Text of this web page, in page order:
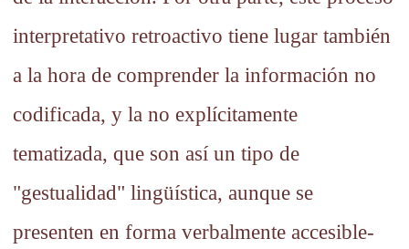
interpretativo retroactivo tiene lugar también
a la hora de comprender la información no
codificada, y la no explícitamente
tematizada, que son así un tipo de
"gestualidad" lingüística, aunque se
presenten en forma verbalmente accesible-